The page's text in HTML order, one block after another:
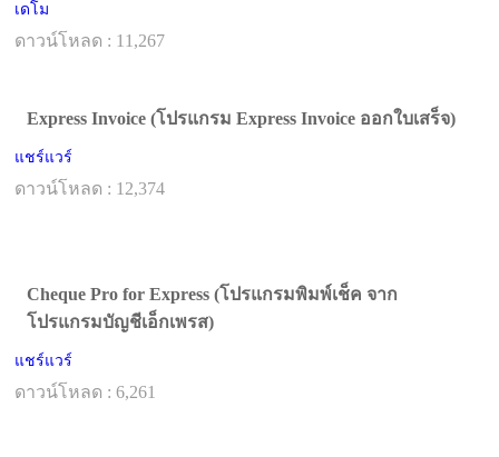
เดโม
ดาวน์โหลด : 11,267
Express Invoice (โปรแกรม Express Invoice ออกใบเสร็จ)
แชร์แวร์
ดาวน์โหลด : 12,374
Cheque Pro for Express (โปรแกรมพิมพ์เช็ค จาก
โปรแกรมบัญชีเอ็กเพรส)
แชร์แวร์
ดาวน์โหลด : 6,261